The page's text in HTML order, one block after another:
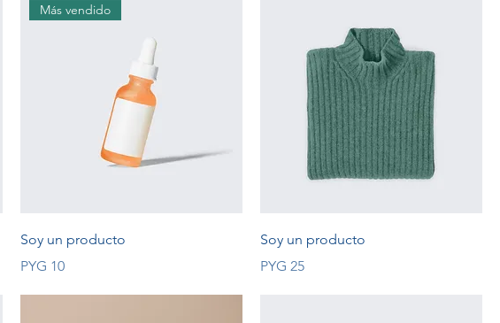
Más vendido
Soy un producto
Price
PYG 10
Soy un producto
Price
PYG 25